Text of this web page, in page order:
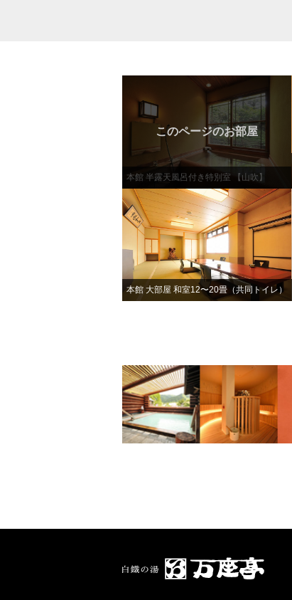
本館 半露天風呂付き特別室 【山吹】
このページのお部屋
本館 大部屋 和室12〜20畳（共同トイレ）